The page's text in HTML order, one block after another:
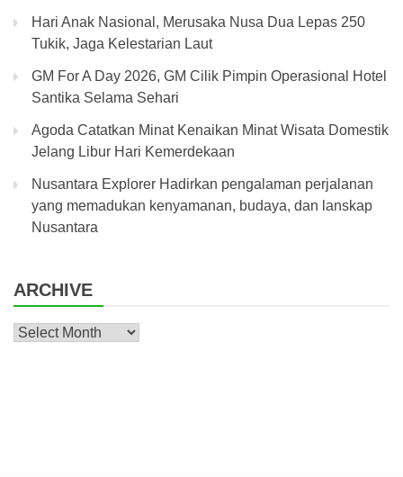
Hari Anak Nasional, Merusaka Nusa Dua Lepas 250
Tukik, Jaga Kelestarian Laut
GM For A Day 2026, GM Cilik Pimpin Operasional Hotel
Santika Selama Sehari
Agoda Catatkan Minat Kenaikan Minat Wisata Domestik
Jelang Libur Hari Kemerdekaan
Nusantara Explorer Hadirkan pengalaman perjalanan
yang memadukan kenyamanan, budaya, dan lanskap
Nusantara
ARCHIVE
Archive